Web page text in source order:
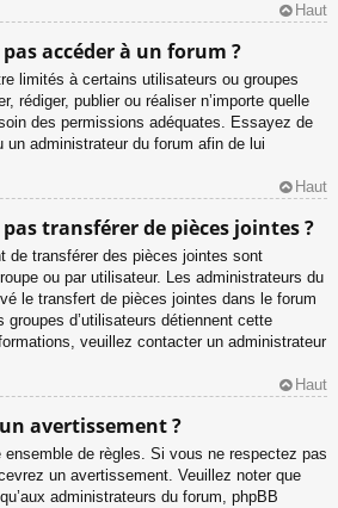
Haut
accéder à un forum ?
limités à certains utilisateurs ou groupes
rédiger, publier ou réaliser n’importe quelle
des permissions adéquates. Essayez de
un administrateur du forum afin de lui
Haut
transférer de pièces jointes ?
de transférer des pièces jointes sont
ou par utilisateur. Les administrateurs du
le transfert de pièces jointes dans le forum
d’utilisateurs détiennent cette
veuillez contacter un administrateur
Haut
avertissement ?
ensemble de règles. Si vous ne respectez pas
un avertissement. Veuillez noter que
administrateurs du forum, phpBB